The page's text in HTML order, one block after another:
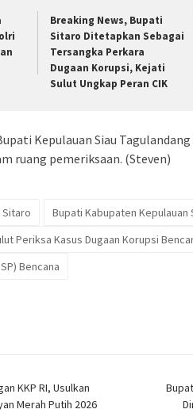
Breaking News, Bupati
Sitaro Ditetapkan Sebagai
Tersangka Perkara
Dugaan Korupsi, Kejati
Sulut Ungkap Peran CIK
Kepulauan Siau
ruang pemeriksaan. (Steven)
Sitaro Bupati Kabupaten Kepulauan
Periksa Kasus Dugaan Korupsi
Bencana
KKP RI, Usulkan
Merah Putih 2026